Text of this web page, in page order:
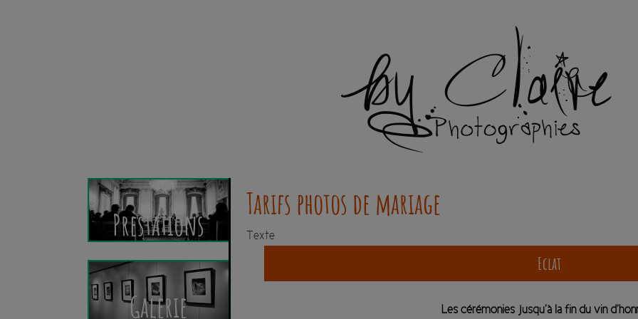
Prestations
Galerie
Tarifs photos de mariage
Texte
Eclat
Les cérémonies jusqu’à la fin du vin